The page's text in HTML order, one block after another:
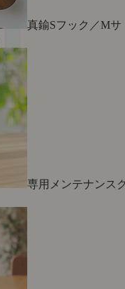
真鍮Sフック／Mサ
専用メンテナンス